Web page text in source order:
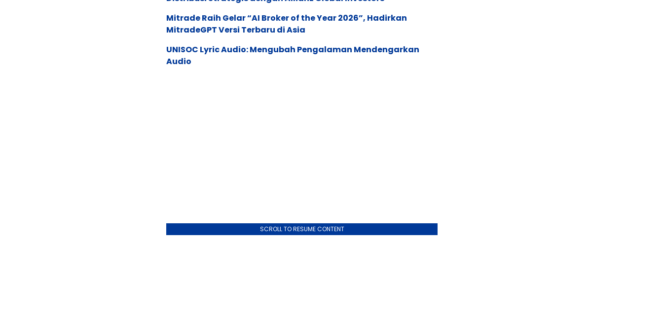
Mitrade Raih Gelar “AI Broker of the Year 2026”, Hadirkan
MitradeGPT Versi Terbaru di Asia
UNISOC Lyric Audio: Mengubah Pengalaman Mendengarkan
Audio
SCROLL TO RESUME CONTENT